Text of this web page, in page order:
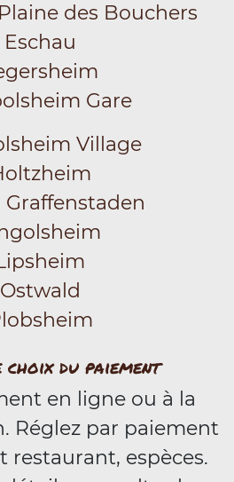
des Bouchers
Eschau
Gare
Village
Ostwald
choix du paiement
en ligne ou à la
Réglez par paiement
restaurant, espèces.